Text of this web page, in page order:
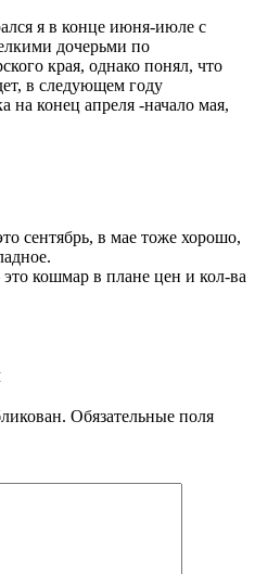
я в конце июня-июле с
дочерьми по
края, однако понял, что
в следующем году
на конец апреля -начало мая,
сентябрь, в мае тоже хорошо,
кошмар в плане цен и кол-ва
Обязательные поля